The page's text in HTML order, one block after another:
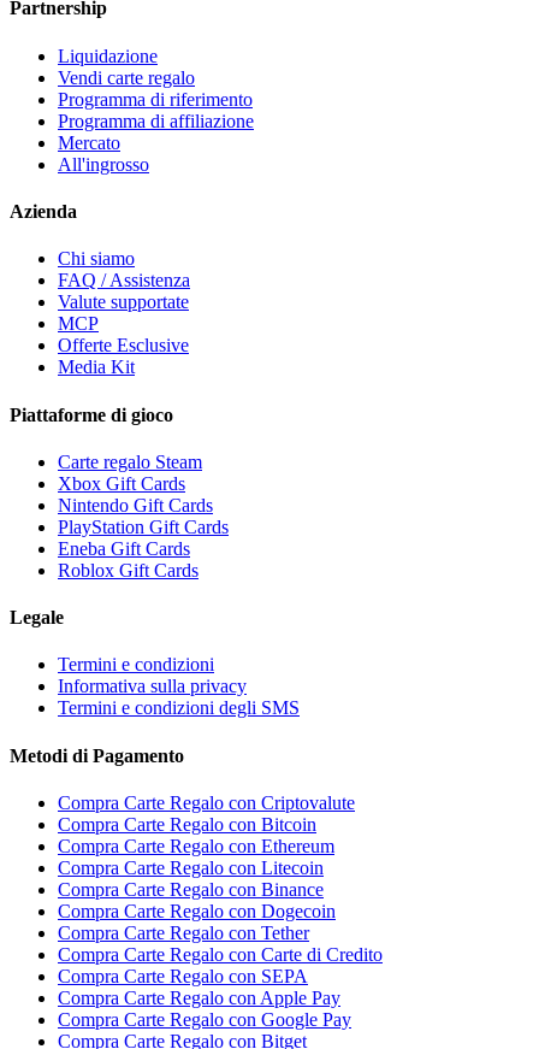
Partnership
Liquidazione
Vendi carte regalo
Programma di riferimento
Programma di affiliazione
Mercato
All'ingrosso
Azienda
Chi siamo
FAQ / Assistenza
Valute supportate
MCP
Offerte Esclusive
Media Kit
Piattaforme di gioco
Carte regalo Steam
Xbox Gift Cards
Nintendo Gift Cards
PlayStation Gift Cards
Eneba Gift Cards
Roblox Gift Cards
Legale
Termini e condizioni
Informativa sulla privacy
Termini e condizioni degli SMS
Metodi di Pagamento
Compra Carte Regalo con Criptovalute
Compra Carte Regalo con Bitcoin
Compra Carte Regalo con Ethereum
Compra Carte Regalo con Litecoin
Compra Carte Regalo con Binance
Compra Carte Regalo con Dogecoin
Compra Carte Regalo con Tether
Compra Carte Regalo con Carte di Credito
Compra Carte Regalo con SEPA
Compra Carte Regalo con Apple Pay
Compra Carte Regalo con Google Pay
Compra Carte Regalo con Bitget